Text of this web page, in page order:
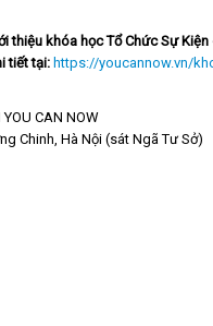
thiệu khóa học Tổ Chức Sự Kiện
tiết tại: https://youcannow.vn/
CAN NOW
Chinh, Hà Nội (sát Ngã Tư Sở)